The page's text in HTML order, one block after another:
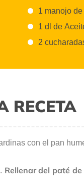
1 manojo
1 dl de
2
RECETA
con el pan
Rellenar del paté